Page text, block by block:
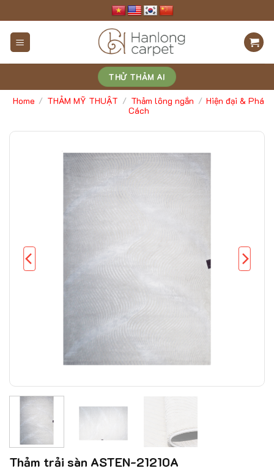
to
content
THỬ THẢM AI
Home / THẢM MỸ THUẬT / Thảm lông ngắn / Hiện đại & Phá
Cách
Thảm trải sàn ASTEN-21210A